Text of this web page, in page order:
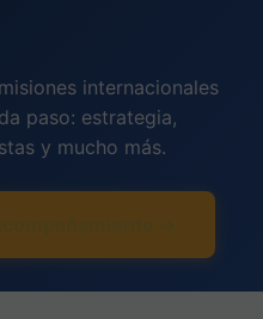
internacionales
paso: estrategia,
y mucho más.